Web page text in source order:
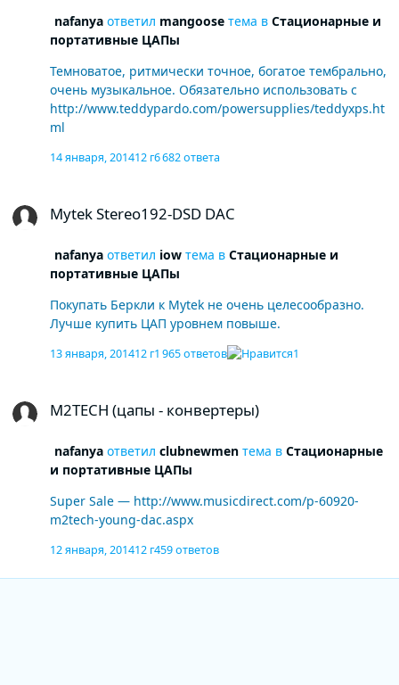
nafanyaответил mangooseтема в Стационарные и
портативные ЦАПы
Темноватое, ритмически точное, богатое тембрально,
очень музыкальное. Обязательно использовать с
http://www.teddypardo.com/powersupplies/teddyxps.ht
ml
14 января, 201412 г6 682 ответа
Mytek Stereo192-DSD DAC
nafanyaответил iowтема в Стационарные и
портативные ЦАПы
Покупать Беркли к Mytek не очень целесообразно.
Лучше купить ЦАП уровнем повыше.
13 января, 201412 г1 965 ответов 1
M2TECH (цапы - конвертеры)
nafanyaответил clubnewmenтема в Стационарные
и портативные ЦАПы
Super Sale — http://www.musicdirect.com/p-60920-
m2tech-young-dac.aspx
12 января, 201412 г459 ответов